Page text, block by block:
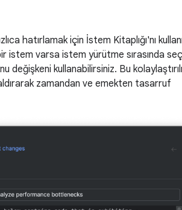
hatırlamak için İstem Kitaplığı'nı
istem varsa istem yürütme sırasında
kullanabilirsiniz. Bu
zamandan ve emekten tasarruf